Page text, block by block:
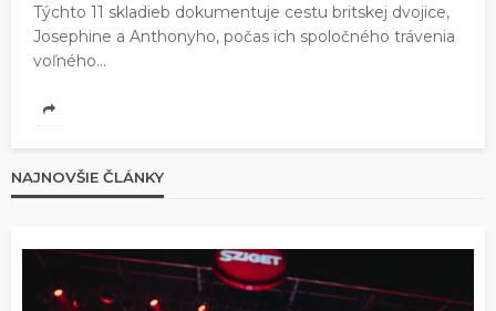
Týchto 11 skladieb dokumentuje cestu britskej dvojice,
Josephine a Anthonyho, počas ich spoločného trávenia
voľného...
NAJNOVŠIE ČLÁNKY